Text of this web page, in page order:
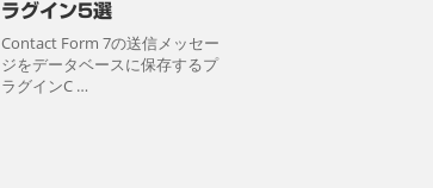
ラグイン5選
Contact Form 7の送信メッセー
ジをデータベースに保存するプ
ラグインC …